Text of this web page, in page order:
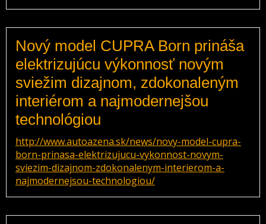
Nový model CUPRA Born prináša
elektrizujúcu výkonnosť novým
sviežim dizajnom, zdokonaleným
interiérom a najmodernejšou
technológiou
http://www.autoazena.sk/news/novy-model-cupra-
born-prinasa-elektrizujucu-vykonnost-novym-
sviezim-dizajnom-zdokonalenym-interierom-a-
najmodernejsou-technologiou/